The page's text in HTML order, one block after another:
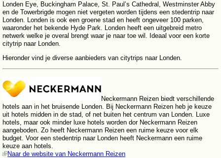
Londen Eye, Buckingham Palace, St. Paul’s Cathedral, Westminster Abby
en de Towerbrigde mogen niet vergeten worden tijdens een stedentrip naar
Londen. Londen is ook een groene stad en heeft ongeveer 100 parken,
waaronder het bekende Hyde Park. Londen heeft een uitgebreid metro
netwerk welke je overal brengt waar je naar toe wil. Ideaal voor een korte
citytrip naar Londen.
Hieronder vind je diverse aanbieders van citytrips naar Londen.
Neckermann Reizen biedt verschillende
hotels aan in het bruisende Londen. Bij Neckermann Reizen heb je keuze
uit hotels midden in de stad, of net buiten het centrum van Londen. Luxe
hotels, maar ook minder luxe hotels worden dor Neckermann Reizen
aangeboden. Zo heeft Neckermann Reizen een ruime keuze voor elk
budget. Voor een stedentrip naar Londen heeft Neckermann een ruime
keuze aan hotels.
Naar de website van Neckermann Reizen